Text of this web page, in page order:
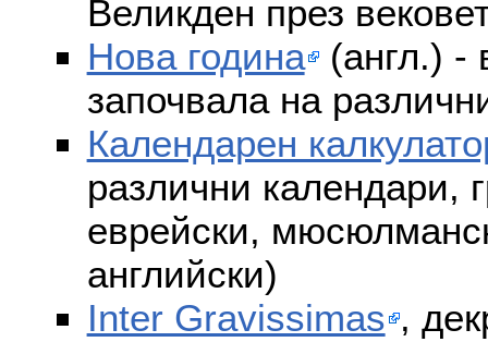
Великден през
Нова година (англ.) -
започвала на
Календарен
различни календари,
еврейски,
английски)
Inter Gravissimas ,